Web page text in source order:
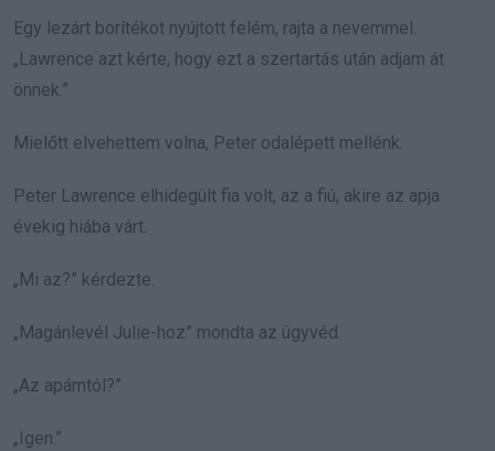
Egy lezárt borítékot nyújtott felém, rajta a nevemmel.
„Lawrence azt kérte, hogy ezt a szertartás után adjam át
önnek.”
Mielőtt elvehettem volna, Peter odalépett mellénk.
Peter Lawrence elhidegült fia volt, az a fiú, akire az apja
évekig hiába várt.
„Mi az?” kérdezte.
„Magánlevél Julie-hoz” mondta az ügyvéd.
„Az apámtól?”
„Igen.”